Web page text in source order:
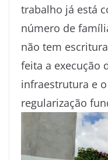
trabalho já está
número de
não tem
feita a execução
infraestrutura e
regularização